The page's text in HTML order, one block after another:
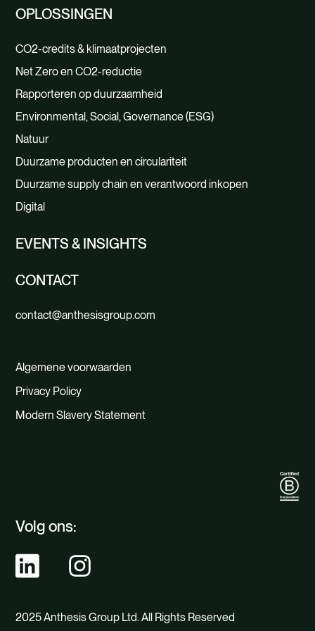
Volg ons:
2025 Anthesis Group Ltd. All Rights Reserved
OPLOSSINGEN
CO2-credits & klimaatprojecten
Net Zero en CO2-reductie
Rapporteren op duurzaamheid
Environmental, Social, Governance (ESG)
Natuur
Duurzame producten en circulariteit
Duurzame supply chain en verantwoord inkopen
Digital
EVENTS & INSIGHTS
CONTACT
contact@anthesisgroup.com
Algemene voorwaarden
Privacy Policy
Modern Slavery Statement